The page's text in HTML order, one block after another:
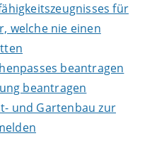
für
welche nie einen
beantragen
beantragen
und Gartenbau zur